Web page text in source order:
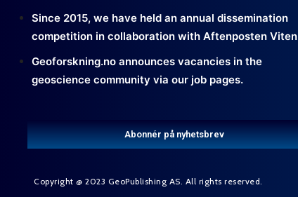
Since 2015, we have held an annual dissemination
competition in collaboration with Aftenposten Viten
Geoforskning.no announces vacancies in the
geoscience community via our job pages.
Abonnér på nyhetsbrev
Copyright @ 2023 GeoPublishing AS. All rights reserved.